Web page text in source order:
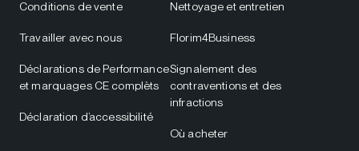
Conditions de vente
Travailler avec nous
Déclarations de Performance
et marquages CE complèts
Déclaration d’accessibilité
Nettoyage et entretien
Florim4Business
Signalement des
contraventions et des
infractions
Où acheter